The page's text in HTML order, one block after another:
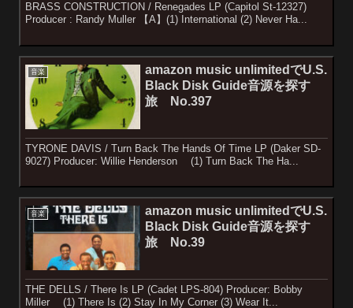
BRASS CONSTRUCTION / Renegades LP (Capitol St-12327)
Producer : Randy Muller 【A】(1) International (2) Never Ha...
音楽
amazon music unlimitedでU.S.
Black Disk Guide音源を探す
旅 No.397
TYRONE DAVIS / Turn Back The Hands Of Time LP (Daker SD-
9027) Producer: Willie Henderson (1) Turn Back The Ha...
音楽
amazon music unlimitedでU.S.
Black Disk Guide音源を探す
旅 No.39
THE DELLS / There Is LP (Cadet LPS-804) Producer: Bobby
Miller (1) There Is (2) Stay In My Corner (3) Wear It...